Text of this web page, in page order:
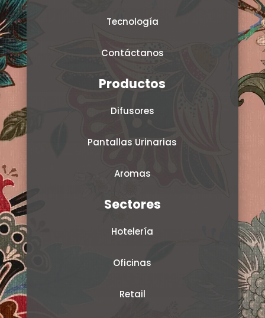
Tecnología
Contáctanos
Productos
Difusores
Pantallas Urinarias
Aromas
Sectores
Hotelería
Oficinas
Retail